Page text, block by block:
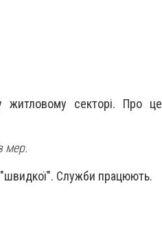
житловому секторі. Про це
мер.
"швидкої". Служби працюють.